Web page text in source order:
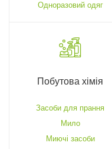
Одноразовий одяг
Побутова хімія
Засоби для прання
Мило
Миючі засоби